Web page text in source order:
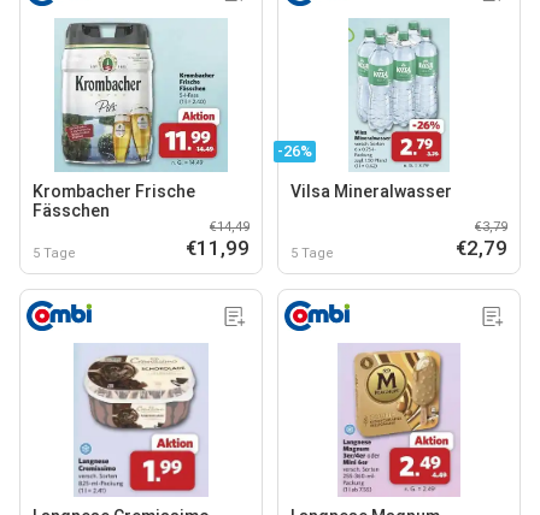
Krombacher Frische
Fässchen
5 Tage
€14,49
€11,99
-26%
Vilsa Mineralwasser
5 Tage
€3,79
€2,79